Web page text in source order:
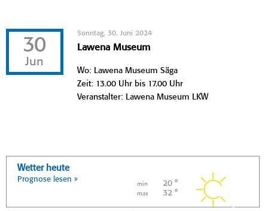
30
Jun
Sonntag, 30. Juni 2024
Lawena Museum
Wo: Lawena Museum Säga
Zeit: 13.00 Uhr bis 17.00 Uhr
Veranstalter: Lawena Museum LKW
Wetter heute
Prognose lesen »
min 20 °
max 32 °